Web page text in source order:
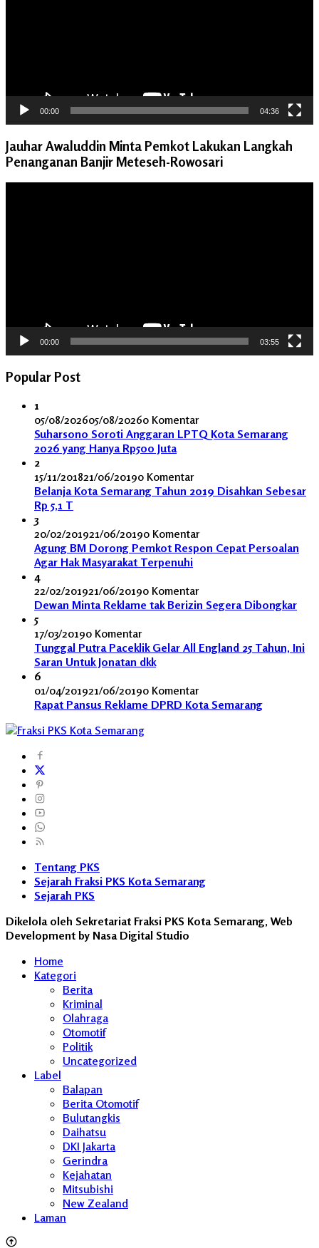
00:00 04:36
Jauhar Awaluddin Minta Pemkot Lakukan Langkah
Penanganan Banjir Meteseh-Rowosari
00:00 03:55
Popular Post
1
05/08/202605/08/20260 Komentar
Suharsono Soroti Anggaran LPTQ Kota Semarang
2026 yang Hanya Rp500 Juta
2
15/11/201821/06/20190 Komentar
Belanja Kota Semarang Tahun 2019 Disahkan Sebesar
Rp 5,1 T
3
20/02/201921/06/20190 Komentar
Agung BM Dorong Pemkot Respon Cepat Persoalan
Agar Hak Masyarakat Terpenuhi
4
22/02/201921/06/20190 Komentar
Dewan Minta Reklame tak Berizin Segera Dibongkar
5
17/03/20190 Komentar
Tunggal Putra Paceklik Gelar All England 25 Tahun, Ini
Saran Untuk Jonatan dkk
6
01/04/201921/06/20190 Komentar
Rapat Pansus Reklame DPRD Kota Semarang
Tentang PKS
Sejarah Fraksi PKS Kota Semarang
Sejarah PKS
Dikelola oleh Sekretariat Fraksi PKS Kota Semarang, Web
Development by Nasa Digital Studio
Home
Kategori
Berita
Kriminal
Olahraga
Otomotif
Politik
Uncategorized
Label
Balapan
Berita Otomotif
Bulutangkis
Daihatsu
DKI Jakarta
Gerindra
Kejahatan
Mitsubishi
New Zealand
Laman